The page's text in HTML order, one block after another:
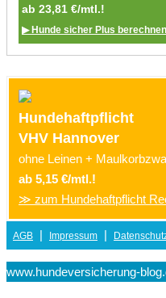
ab 23,81 €/mtl.!
▶ Hunde sicher Plus berechnen
Hundehaftpflicht
VHV Hannover
ohne Leinen +
ab 5,15 €/mtl.!
≫ zum Hundehaftpflicht
AGB | Impressum |
www.hundeversicherung-